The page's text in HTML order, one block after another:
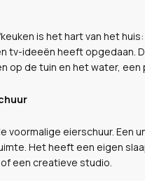
is het hart van het
tv-ideeën heeft opgedaan.
de tuin en het water,
voormalige eierschuur. Een
Het heeft een eigen
een creatieve studio.